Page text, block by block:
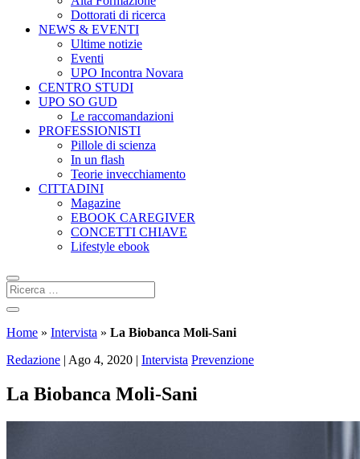
Dottorati di ricerca
NEWS & EVENTI
Ultime notizie
Eventi
UPO Incontra Novara
CENTRO STUDI
UPO SO GUD
Le raccomandazioni
PROFESSIONISTI
Pillole di scienza
In un flash
Teorie invecchiamento
CITTADINI
Magazine
EBOOK CAREGIVER
CONCETTI CHIAVE
Lifestyle ebook
Home » Intervista » La Biobanca Moli-Sani
Redazione | Ago 4, 2020 | Intervista Prevenzione
La Biobanca Moli-Sani